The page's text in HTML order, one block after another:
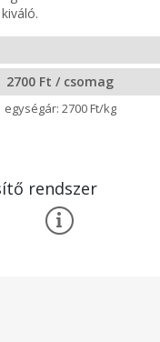
2700 Ft / csomag
2700 Ft/kg
rendszer